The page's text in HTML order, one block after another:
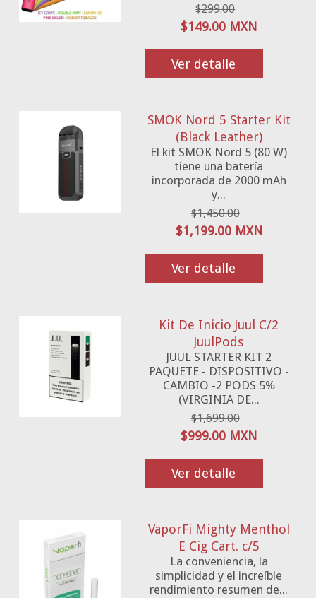
$299.00
$149.00 MXN
Ver detalle
SMOK Nord 5 Starter Kit
(Black Leather)
El kit SMOK Nord 5 (80 W)
tiene una batería
incorporada de 2000 mAh
y...
$1,450.00
$1,199.00 MXN
Ver detalle
Kit De Inicio Juul C/2
JuulPods
JUUL STARTER KIT 2
PAQUETE - DISPOSITIVO -
CAMBIO -2 PODS 5%
(VIRGINIA DE...
$1,699.00
$999.00 MXN
Ver detalle
VaporFi Mighty Menthol
E Cig Cart. c/5
La conveniencia, la
simplicidad y el increíble
rendimiento resumen de...